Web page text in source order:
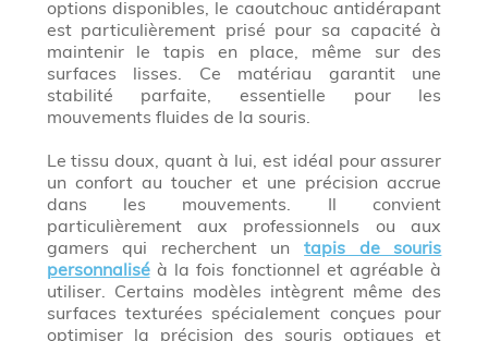
options disponibles, le caoutchouc antidérapant
est particulièrement prisé pour sa capacité à
maintenir le tapis en place, même sur des
surfaces lisses. Ce matériau garantit une
stabilité parfaite, essentielle pour les
mouvements fluides de la souris.
Le tissu doux, quant à lui, est idéal pour assurer
un confort au toucher et une précision accrue
dans les mouvements. Il convient
particulièrement aux professionnels ou aux
gamers qui recherchent untapis de souris
personnaliséà la fois fonctionnel et agréable à
utiliser. Certains modèles intègrent même des
surfaces texturées spécialement conçues pour
optimiser la précision des souris optiques et